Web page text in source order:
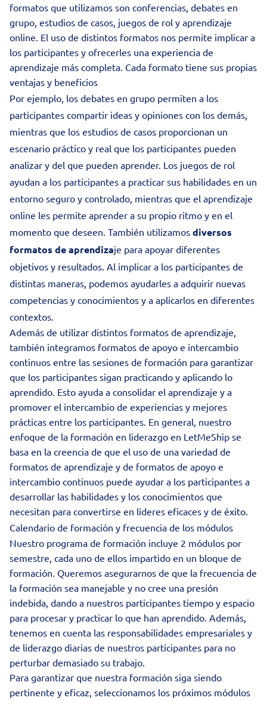
formatos que utilizamos son conferencias, debates en
grupo, estudios de casos, juegos de rol y aprendizaje
online. El uso de distintos formatos nos permite implicar a
los participantes y ofrecerles una experiencia de
aprendizaje más completa. Cada formato tiene sus propias
ventajas y beneficios
Por ejemplo, los debates en grupo permiten a los
participantes compartir ideas y opiniones con los demás,
mientras que los estudios de casos proporcionan un
escenario práctico y real que los participantes pueden
analizar y del que pueden aprender. Los juegos de rol
ayudan a los participantes a practicar sus habilidades en un
entorno seguro y controlado, mientras que el aprendizaje
online les permite aprender a su propio ritmo y en el
momento que deseen. También utilizamos diversos
formatos de aprendizaje para apoyar diferentes
objetivos y resultados. Al implicar a los participantes de
distintas maneras, podemos ayudarles a adquirir nuevas
competencias y conocimientos y a aplicarlos en diferentes
contextos.
Además de utilizar distintos formatos de aprendizaje,
también integramos formatos de apoyo e intercambio
continuos entre las sesiones de formación para garantizar
que los participantes sigan practicando y aplicando lo
aprendido. Esto ayuda a consolidar el aprendizaje y a
promover el intercambio de experiencias y mejores
prácticas entre los participantes. En general, nuestro
enfoque de la formación en liderazgo en LetMeShip se
basa en la creencia de que el uso de una variedad de
formatos de aprendizaje y de formatos de apoyo e
intercambio continuos puede ayudar a los participantes a
desarrollar las habilidades y los conocimientos que
necesitan para convertirse en líderes eficaces y de éxito.
Calendario de formación y frecuencia de los módulos
Nuestro programa de formación incluye 2 módulos por
semestre, cada uno de ellos impartido en un bloque de
formación. Queremos asegurarnos de que la frecuencia de
la formación sea manejable y no cree una presión
indebida, dando a nuestros participantes tiempo y espacio
para procesar y practicar lo que han aprendido. Además,
tenemos en cuenta las responsabilidades empresariales y
de liderazgo diarias de nuestros participantes para no
perturbar demasiado su trabajo.
Para garantizar que nuestra formación siga siendo
pertinente y eficaz, seleccionamos los próximos módulos